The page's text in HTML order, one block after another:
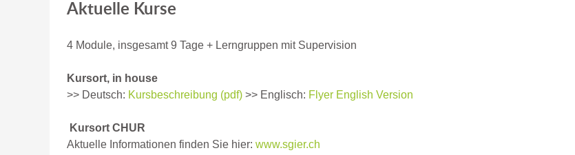
Aktuelle Kurse
4 Module, insgesamt 9 Tage + Lerngruppen mit Supervision
Kursort, in house
>> Deutsch: Kursbeschreibung (pdf) >> Englisch: Flyer English Version
Kursort CHUR
Aktuelle Informationen finden Sie hier: www.sgier.ch